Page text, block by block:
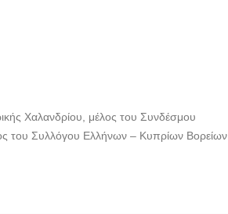
Χαλανδρίου, μέλος του Συνδέσμου
του Συλλόγου Ελλήνων – Κυπρίων Βορείων